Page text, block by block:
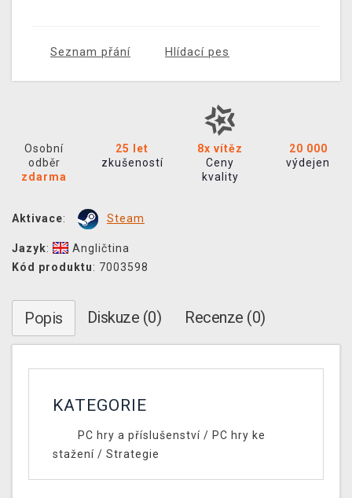
Seznam přání Hlídací pes
Osobní
odběr
zdarma
25 let
zkušeností
8x vítěz
Ceny
kvality
20 000
výdejen
Aktivace: Steam
Jazyk:
Angličtina
Kód produktu: 7003598
Popis Diskuze (0) Recenze (0)
KATEGORIE
PC hry a příslušenství/ PC hry ke
stažení / Strategie